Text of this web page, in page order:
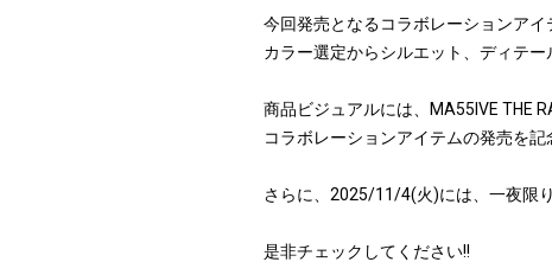
今回発売となるコラボレーションア
カラー選定からシルエット、ディテ
商品ビジュアルには、MA55IVE THE
コラボレーションアイテムの発売を
さらに、2025/11/4(火)には、一夜限
是非チェックしてください!!